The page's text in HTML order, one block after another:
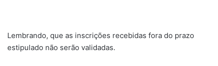
Lembrando, que as inscrições recebidas fora do prazo
estipulado não serão validadas.